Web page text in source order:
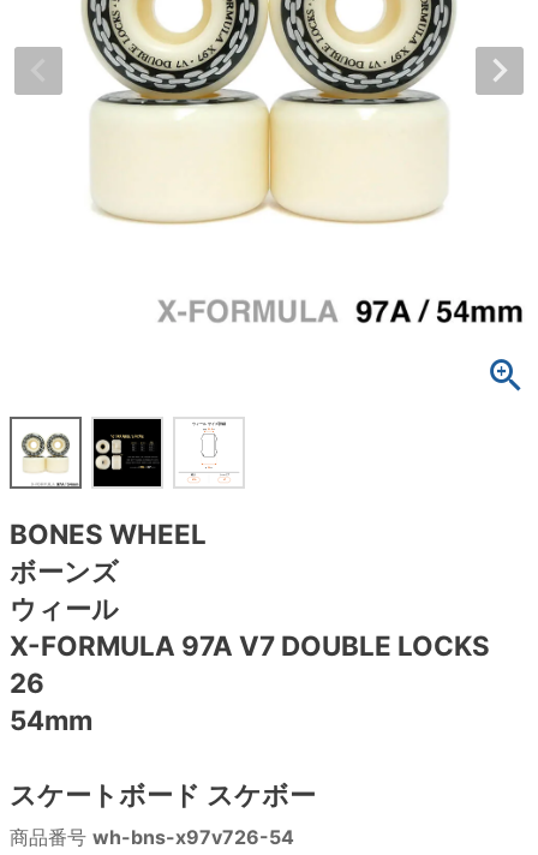
BONES WHEEL
ボーンズ
ウィール
X-FORMULA 97A V7 DOUBLE LOCKS
26
54mm
スケートボード スケボー
商品番号 wh-bns-x97v726-54
7.7inch
8.4inch
8.5inch
8.6inch
8.7inch
8.8inch
9.0inch以上
7.8inch
8.5inch
8.6inch
8.7inch
8.8inch
8.9inch
56mm
64mm
65mm
70mm
72mm
75mm
ボーンズ XF（エックスフォーミュラ）
ボーンズ STF（エスティーエフ）
パウエルペラルタ DF（ドラゴンフォーミュ
ベアリング
デッキテープ
パーツ・その他
練習用アイテム（初心者におすすめ）
スケートケース・バッグ
メディア（雑誌・DVD・CD）
24cm
24.5cm
27.5cm
28cm
28.5cm
29cm
29.5cm
インソール
シューレース・その他
トレーナー・セーター
パンツ
長袖ボタンシャツ
キャップ
ソックス
アンダーウエア
サイズの測り方
ブランド紹介
INFO
求人情報
プライバシーポリシー